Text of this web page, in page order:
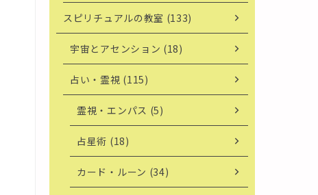
スピリチュアルの教室 (133)
宇宙とアセンション (18)
占い・霊視 (115)
霊視・エンパス (5)
占星術 (18)
カード・ルーン (34)